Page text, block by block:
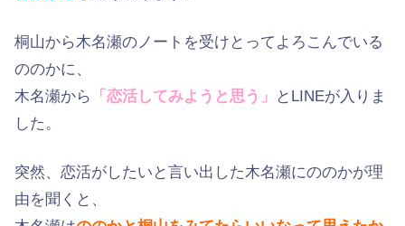
桐山から木名瀬のノートを受けとってよろこんでいる
ののかに、
木名瀬から
「恋活してみようと思う」
とLINEが入りま
した。
突然、恋活がしたいと言い出した木名瀬にののかが理
由を聞くと、